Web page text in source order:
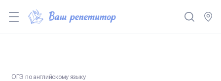
ОГЭ по английскому языку